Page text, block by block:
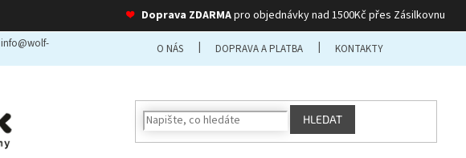
❤ Doprava ZDARMApro objednávky nad 1500Kč přes Zásilkovnu
info@wolf-
O NÁS DOPRAVA A PLATBA KONTAKTY
HLEDAT